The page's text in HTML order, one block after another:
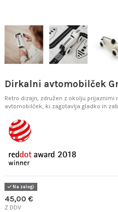
Dirkalni avtomobilček
Retro dizajn, združen z okolju
avtomobilček, ki zagotavlja gladko in
Na zalogi
45,00 €
Z DDV